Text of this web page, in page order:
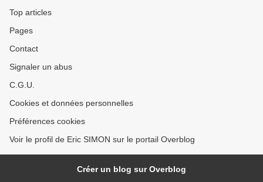
Top articles
Pages
Contact
Signaler un abus
C.G.U.
Cookies et données personnelles
Préférences cookies
Voir le profil de Eric SIMON sur le portail Overblog
Créer un blog sur Overblog